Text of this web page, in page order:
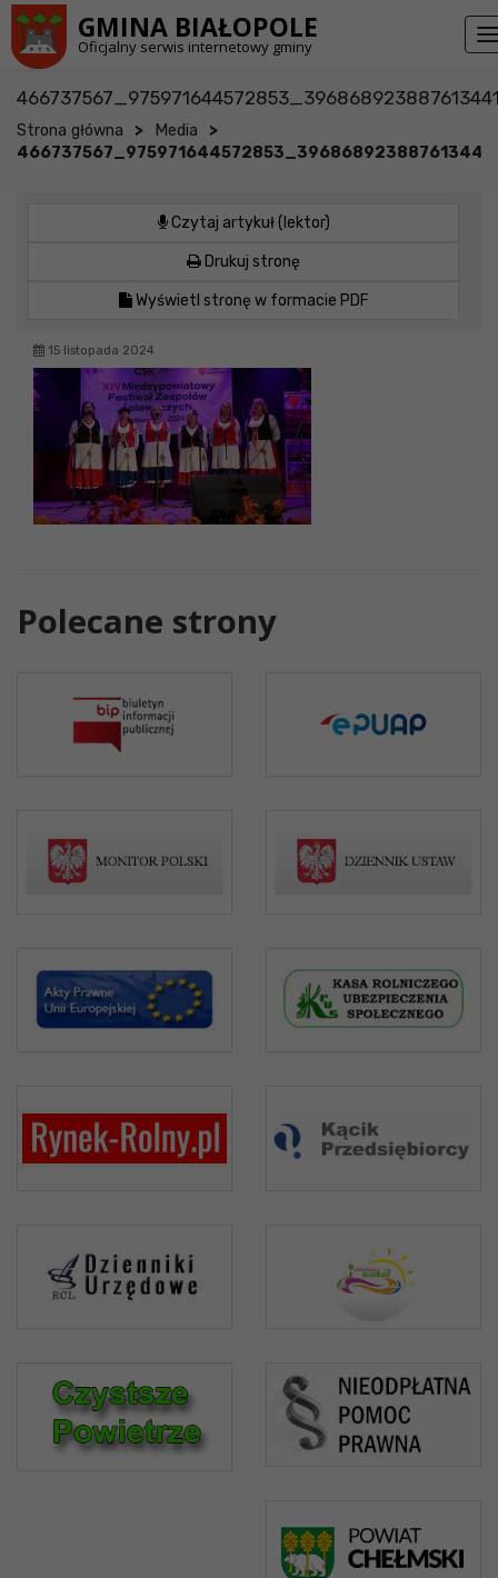
GMINA BIAŁOPOLE
Oficjalny serwis internetowy gminy
Strona główna > Media >
Czytaj artykuł (lektor)
Drukuj stronę
Wyświetl stronę w formacie PDF
15 listopada 2024
Polecane strony